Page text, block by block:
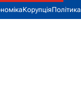
КорупціяПолітика